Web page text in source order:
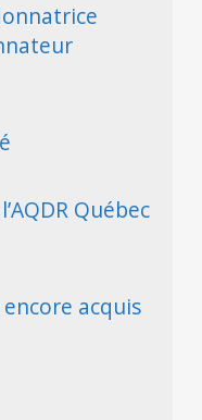
Québec
acquis